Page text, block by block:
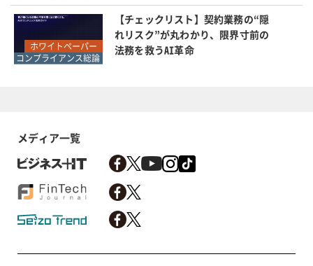
ホワイトペーパー
コンプライアンス総論
【チェックリスト】契約業務の“隠
れリスク”が丸わかり、限界寸前の
法務を救うAI革命
メディア一覧